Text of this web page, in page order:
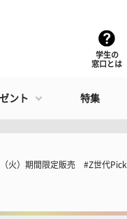
学生の
窓口とは
ント 特集
（火）期間限定販売 #Z世代Pick